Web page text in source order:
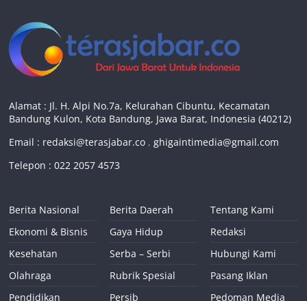
Alamat : Jl. H. Alpi No.7a, Kelurahan Cibuntu, Kecamatan
Bandung Kulon, Kota Bandung, Jawa Barat, Indonesia (40212)
Email : redaksi@terasjabar.co ,ghigaintimedia@gmail.com
Telepon : 022 2057 4573
Berita Nasional
Ekonomi & Bisnis
Kesehatan
Olahraga
Pendidikan
Berita Daerah
Gaya Hidup
Serba – Serbi
Rubrik Spesial
Persib
Tentang Kami
Redaksi
Hubungi Kami
Pasang Iklan
Pedoman Media